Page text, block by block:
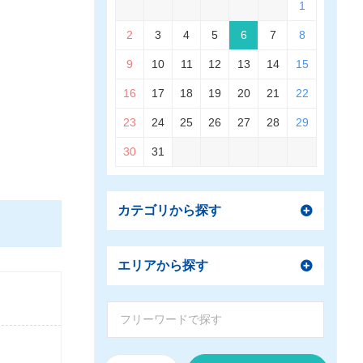
1
2 3 4 5 6 7 8
9 10 11 12 13 14 15
16 17 18 19 20 21 22
23 24 25 26 27 28 29
30 31
カテゴリから探す
エリアから探す